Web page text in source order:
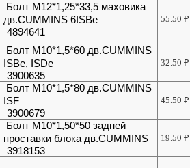
Болт M12*1,25*33,5 маховика
дв.CUMMINS 6ISBe
4894641
55.50₽
Болт М10*1,5*60 дв.CUMMINS
ISBe, ISDe
3900635
32.50₽
Болт М10*1,5*80 дв.CUMMINS
ISF
3900679
45.50₽
Болт М10*1,50*50 задней
проставки блока дв.CUMMINS
3918153
19.50₽